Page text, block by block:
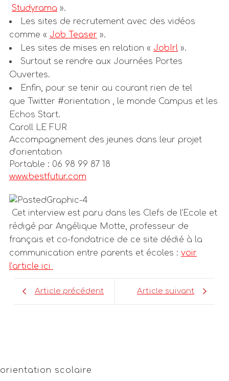
Studyrama ».
Les sites de recrutement avec des vidéos
comme « Job Teaser ».
Les sites de mises en relation « JobIrl».
Surtout se rendre aux Journées Portes
Ouvertes.
Enfin, pour se tenir au courant rien de tel
que Twitter #orientation , le monde Campus et les
Echos Start.
Caroll LE FUR
Accompagnement des jeunes dans leur projet
d’orientation
Portable : 06 98 99 87 18
www.bestfutur.com
Cet interview est paru dans les Clefs de l’Ecole et
rédigé par Angélique Motte, professeur de
français et co-fondatrice de ce site dédié à la
communication entre parents et écoles : voir
l’article ici
Article précédent Article suivant
orientation scolaire